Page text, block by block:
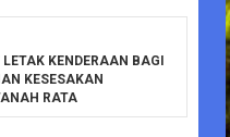
KENDERAAN BAGI
KESESAKAN
RATA